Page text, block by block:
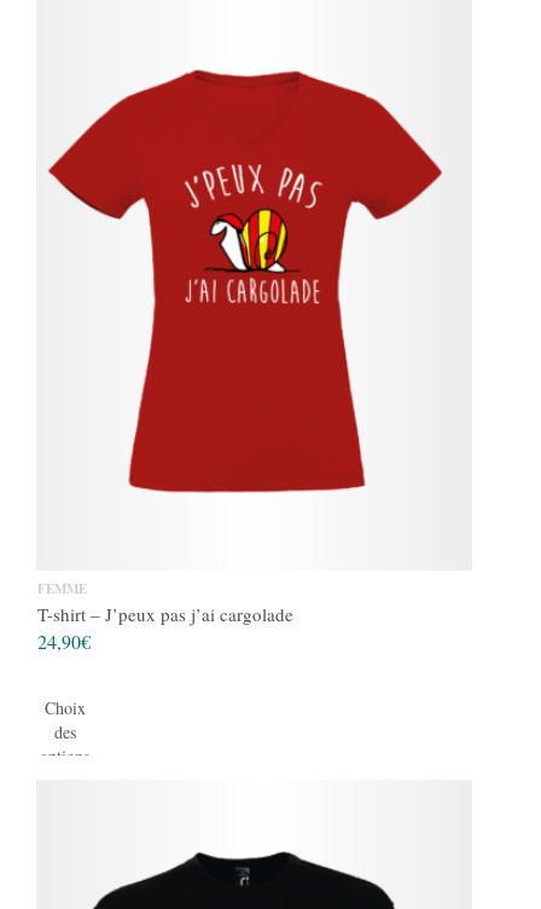
FEMME
T-shirt – J’peux pas j’ai cargolade
24,90€
Choix
des
options